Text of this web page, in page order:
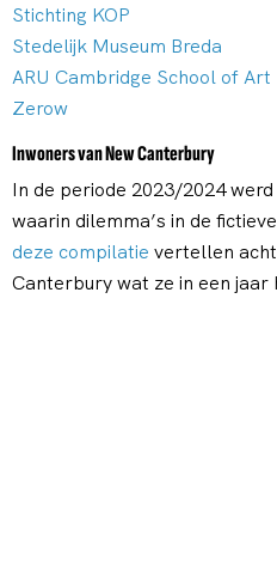
Stichting KOP
Stedelijk Museum Breda
ARU Cambridge School of Art
Zerow
Inwoners van New Canterbury
In de periode 2023/2024
waarin dilemma’s in de
deze compilatie vertellen
Canterbury wat ze in een